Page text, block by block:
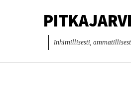
Inhimillisesti,